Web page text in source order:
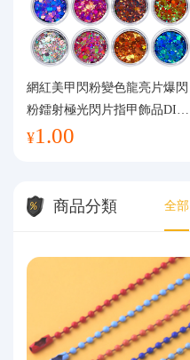
網紅美甲閃粉變色龍亮片爆閃
粉鐳射極光閃片指甲飾品DIY
手工流麻
¥1.00
商品分類 全部